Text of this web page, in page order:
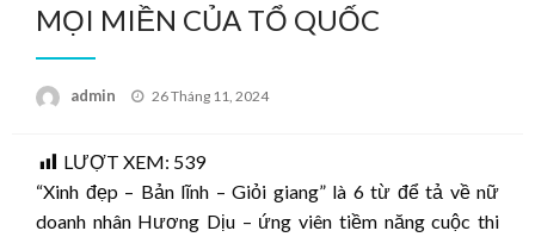
MỌI MIỀN CỦA TỔ QUỐC
admin
Posted
26 Tháng 11, 2024
LƯỢT XEM: 539
“Xinh đẹp – Bản lĩnh – Giỏi giang” là 6 từ để tả về nữ
doanh nhân Hương Dịu – ứng viên tiềm năng cuộc thi